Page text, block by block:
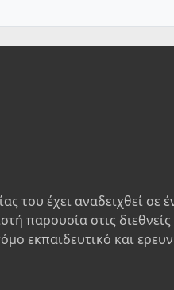
του έχει αναδειχθεί
παρουσία στις
εκπαιδευτικό και